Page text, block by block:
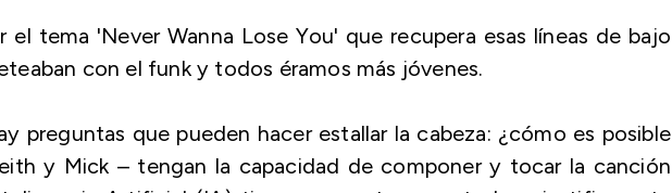
el tema 'Never Wanna Lose You' que recupera esas líneas de bajo
con el funk y todos éramos más jóvenes.
preguntas que pueden hacer estallar la cabeza: ¿cómo es posible
y Mick – tengan la capacidad de componer y tocar la canción